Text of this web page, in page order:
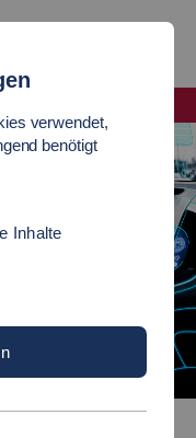
verwendet,
benötigt
Inhalte